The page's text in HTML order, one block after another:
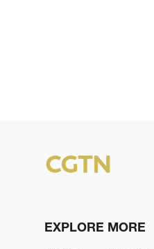
EXPLORE MORE